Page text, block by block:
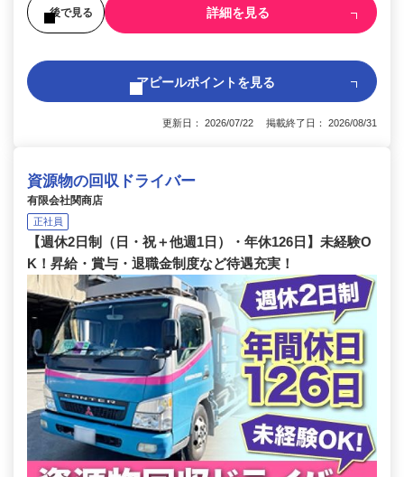
後で見る 詳細を見る
アピールポイントを見る
更新日： 2026/07/22 掲載終了日： 2026/08/31
資源物の回収ドライバー
有限会社関商店
正社員
【週休2日制（日・祝＋他週1日）・年休126日】未経験O
K！昇給・賞与・退職金制度など待遇充実！